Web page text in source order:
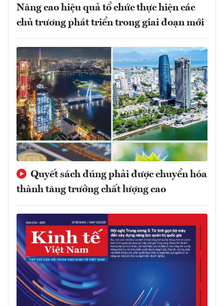
Nâng cao hiệu quả tổ chức thực hiện các
chủ trương phát triển trong giai đoạn mới
Quyết sách đúng phải được chuyển hóa
thành tăng trưởng chất lượng cao